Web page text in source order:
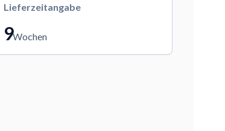
Lieferzeitangabe
9Wochen